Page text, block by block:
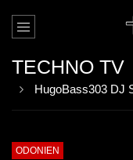
TECHNO TV
HugoBass303 DJ
ODONIEN